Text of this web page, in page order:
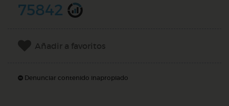
75842
Añadir a favoritos
Denunciar contenido inapropiado